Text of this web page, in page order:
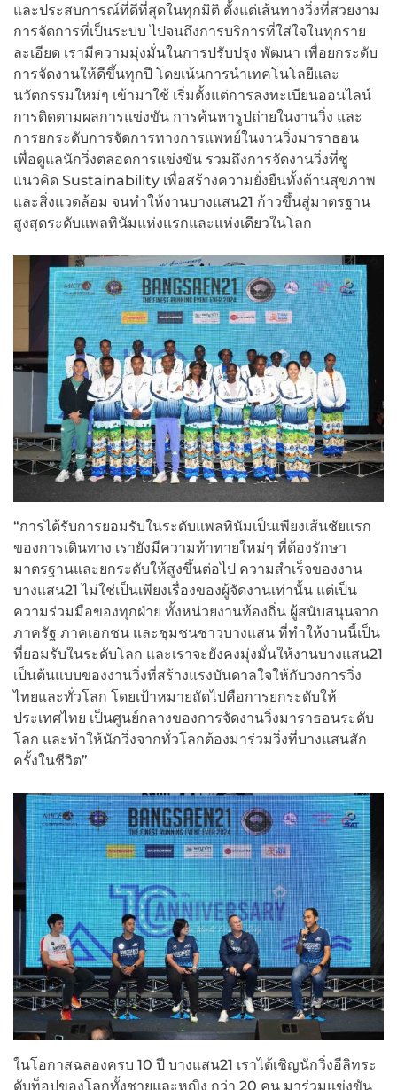
และประสบการณ์ที่ดีที่สุดในทุกมิติ ตั้งแต่เส้นทางวิ่งที่สวยงาม
การจัดการที่เป็นระบบ ไปจนถึงการบริการที่ใส่ใจในทุกราย
ละเอียด เรามีความมุ่งมั่นในการปรับปรุง พัฒนา เพื่อยกระดับ
การจัดงานให้ดีขึ้นทุกปี โดยเน้นการนำเทคโนโลยีและ
นวัตกรรมใหม่ๆ เข้ามาใช้ เริ่มตั้งแต่การลงทะเบียนออนไลน์
การติดตามผลการแข่งขัน การค้นหารูปถ่ายในงานวิ่ง และ
การยกระดับการจัดการทางการแพทย์ในงานวิ่งมาราธอน
เพื่อดูแลนักวิ่งตลอดการแข่งขัน รวมถึงการจัดงานวิ่งที่ชู
แนวคิด Sustainability เพื่อสร้างความยั่งยืนทั้งด้านสุขภาพ
และสิ่งแวดล้อม จนทำให้งานบางแสน21 ก้าวขึ้นสู่มาตรฐาน
สูงสุดระดับแพลทินัมแห่งแรกและแห่งเดียวในโลก
“การได้รับการยอมรับในระดับแพลทินัมเป็นเพียงเส้นชัยแรก
ของการเดินทาง เรายังมีความท้าทายใหม่ๆ ที่ต้องรักษา
มาตรฐานและยกระดับให้สูงขึ้นต่อไป ความสำเร็จของงาน
บางแสน21 ไม่ใช่เป็นเพียงเรื่องของผู้จัดงานเท่านั้น แต่เป็น
ความร่วมมือของทุกฝ่าย ทั้งหน่วยงานท้องถิ่น ผู้สนับสนุนจาก
ภาครัฐ ภาคเอกชน และชุมชนชาวบางแสน ที่ทำให้งานนี้เป็น
ที่ยอมรับในระดับโลก และเราจะยังคงมุ่งมั่นให้งานบางแสน21
เป็นต้นแบบของงานวิ่งที่สร้างแรงบันดาลใจให้กับวงการวิ่ง
ไทยและทั่วโลก โดยเป้าหมายถัดไปคือการยกระดับให้
ประเทศไทย เป็นศูนย์กลางของการจัดงานวิ่งมาราธอนระดับ
โลก และทำให้นักวิ่งจากทั่วโลกต้องมาร่วมวิ่งที่บางแสนสัก
ครั้งในชีวิต”
ในโอกาสฉลองครบ 10 ปี บางแสน21 เราได้เชิญนักวิ่งอีลิทระ
ดับท็อปของโลกทั้งชายและหญิง กว่า 20 คน มาร่วมแข่งขัน